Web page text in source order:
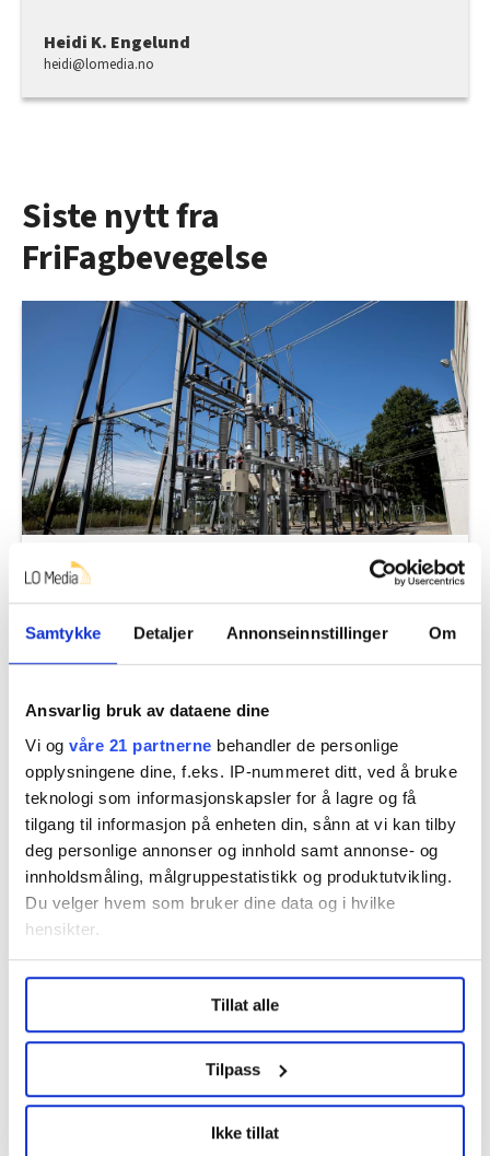
Samtykke Detaljer Annonseinnstillinger Om
Ansvarlig bruk av dataene dine
Vi og våre 21 partnerne behandler de personlige
opplysningene dine, f.eks. IP-nummeret ditt, ved å bruke
teknologi som informasjonskapsler for å lagre og få
tilgang til informasjon på enheten din, sånn at vi kan tilby
deg personlige annonser og innhold samt annonse- og
innholdsmåling, målgruppestatistikk og produktutvikling.
Du velger hvem som bruker dine data og i hvilke
hensikter.
Undermer infokan du lese om hvordan dine personlige
data behandles og hvordan du kan velge hvordan de skal
brukes. Du kan hele tiden endre eller trekke tilbake ditt
samtykke fra erklæringen om informasjonskapsler.
LO Medias publikasjoner frifagbevegelse.no, hk-nytt.no
og fontene.no bruker informasjonskapsler (cookies) for å
Tillat alle
Tilpass
Ikke tillat
Heidi K. Engelund
heidi@lomedia.no
Siste nytt fra
FriFagbevegelse
Norge må ha mer strøm. Her er
regjeringens plan
Fortsatt ikke enige om drivstoff. Nytt
hastemøte fredag